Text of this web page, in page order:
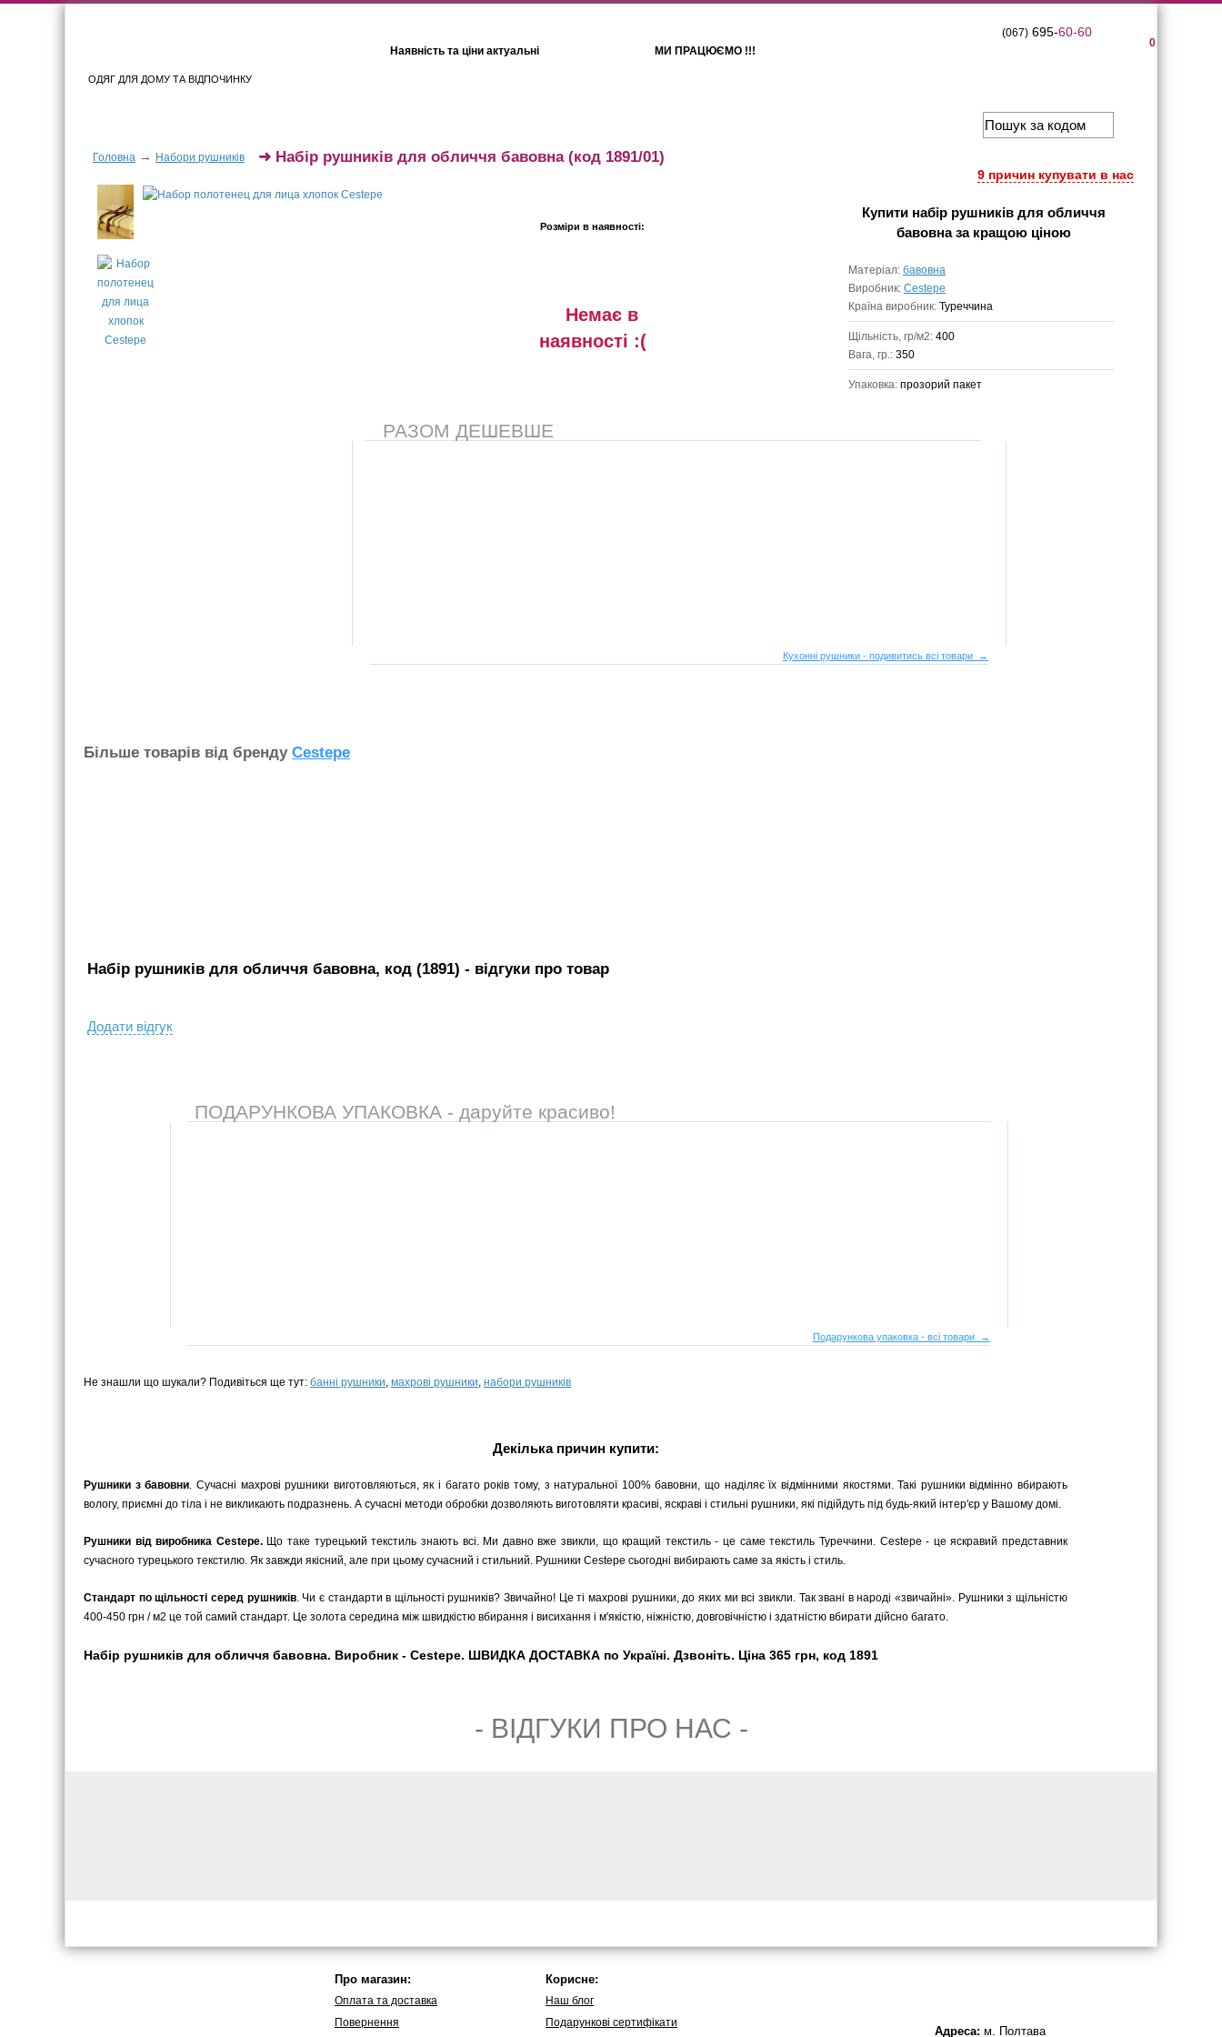
ОДЯГ ДЛЯ ДОМУ ТА ВІДПОЧИНКУ
Наявність та ціни актуальні МИ ПРАЦЮЄМО !!!
0
(067)695-60-60
Головна → Набори рушників
9 причин купувати в нас
➜ Набір рушників для обличчя бавовна(код 1891/01)
Розміри в наявності:
Немає в
наявностi :(
Купити набір рушників для обличчя
бавовназа кращою ціною
Матеріал: бавовна
Виробник: Cestepe
Країна виробник: Туреччина
Щільність, гр/м2: 400
Вага, гр.: 350
Упаковка: прозорий пакет
РАЗОМ ДЕШЕВШЕ
Кухонні рушники - подивитись всі товари →
Бiльше товарiв вiд бренду Cestepe
Набір рушників для обличчя бавовна, код (1891) - вiдгуки про товар
Додати вiдгук
ПОДАРУНКОВА УПАКОВКА - даруйте красиво!
Подарункова упаковка - всі товари →
Не знашли що шукали? Подивіться ще тут: банні рушники, махрові рушники, набори рушників
Декілька причин купити:
Рушники з бавовни. Сучасні махрові рушники виготовляються, як і багато років тому, з натуральної 100% бавовни, що наділяє їх відмінними якостями. Такі рушники відмінно вбирають
вологу, приємні до тіла і не викликають подразнень. А сучасні методи обробки дозволяють виготовляти красиві, яскраві і стильні рушники, які підійдуть під будь-який інтер'єр у Вашому домі.
Рушники від виробника Cestepe.Що таке турецький текстиль знають всі. Ми давно вже звикли, що кращий текстиль - це саме текстиль Туреччини. Cestepe - це яскравий представник
сучасного турецького текстилю. Як завжди якісний, але при цьому сучасний і стильний. Рушники Cestepe сьогодні вибирають саме за якість і стиль.
Стандарт по щільності серед рушників. Чи є стандарти в щільності рушників? Звичайно! Це ті махрові рушники, до яких ми всі звикли. Так звані в народі «звичайні». Рушники з щільністю
400-450 грн / м2 це той самий стандарт. Це золота середина між швидкістю вбирання і висихання і м'якістю, ніжністю, довговічністю і здатністю вбирати дійсно багато.
Набір рушників для обличчя бавовна. Виробник - Cestepe. ШВИДКА ДОСТАВКА по Україні. Дзвоніть. Ціна 365 грн, код 1891
- ВIДГУКИ ПРО НАС -
Про магазин:
Оплата та доставка
Повернення
Корисне:
Наш блог
Подарункові сертифікати
Адреса: м. Полтава